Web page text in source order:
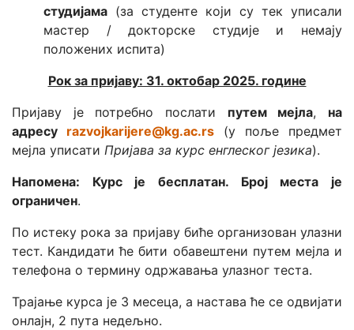
студијама (за студенте који су тек уписали
мастер / докторске студије и немају
положених испита)
Рок за пријаву: 31. октобар 2025. године
Пријаву је потребно послати путем мејла, на
адресу razvojkarijere@kg.ac.rs (у поље предмет
мејла уписати Пријава за курс енглеског језика).
Напомена: Курс је бесплатан. Број места је
ограничен.
По истеку рока за пријаву биће организован улазни
тест. Кандидати ће бити обавештени путем мејла и
телефона о термину одржавања улазног теста.
Трајање курса је 3 месеца, а настава ће се одвијати
онлајн, 2 пута недељно.